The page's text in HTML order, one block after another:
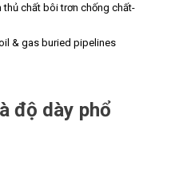
thủ chất bôi trơn chống chất-
& gas buried pipelines
độ dày phổ